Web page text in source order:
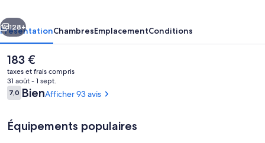
Suivant
128+
PrésentationChambresEmplacementConditions
Le
prix
actuel
est
de
183 €
taxes et frais compris
31 août - 1 sept.
Avis
voyageurs
7,07,0 sur 10
BienAfficher 93 avis
Équipements populaires